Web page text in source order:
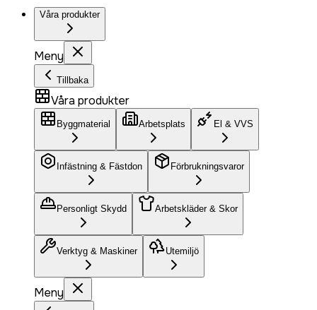
Våra produkter
Meny
Tillbaka
Våra produkter
Byggmaterial Arbetsplats El & VVS
Infästning & Fästdon Förbrukningsvaror
Personligt Skydd Arbetskläder & Skor
Verktyg & Maskiner Utemiljö
Meny